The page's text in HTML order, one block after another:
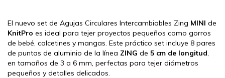
El nuevo set de Agujas Circulares Intercambiables Zing MINI de
KnitPro es ideal para tejer proyectos pequeños como gorros
de bebé, calcetines y mangas. Este práctico set incluye 8 pares
de puntas de aluminio de la línea ZING de 5 cm de longitud,
en tamaños de 3 a 6 mm, perfectas para tejer diámetros
pequeños y detalles delicados.